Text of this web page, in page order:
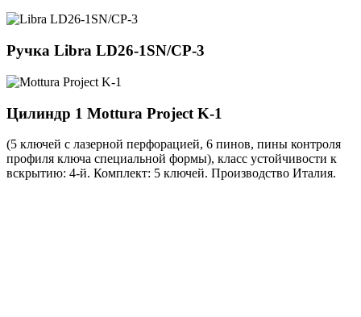
Ручка Libra LD26-1SN/CP-3
Цилиндр 1 Mottura Project K-1
(5 ключей с лазерной перфорацией, 6 пинов, пины контроля
профиля ключа специальной формы), класс устойчивости к
вскрытию: 4-й. Комплект: 5 ключей. Производство Италия.